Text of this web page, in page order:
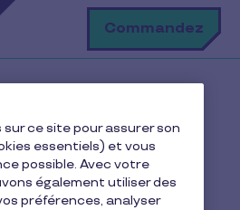
Commandez
vie
au travail est-elle
ce site pour assurer son
essentiels) et vous
possible. Avec votre
également utiliser des
préférences, analyser